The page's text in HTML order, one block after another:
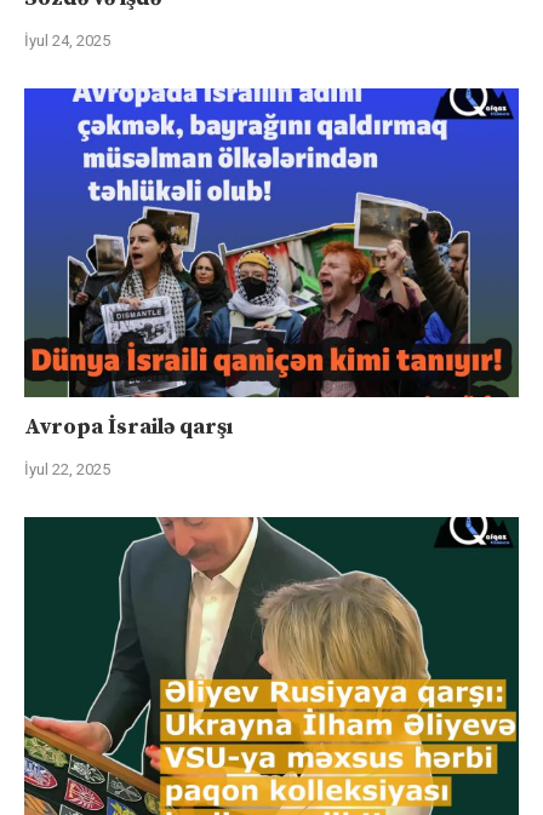
İyul 24, 2025
Avropa İsrailə qarşı
İyul 22, 2025